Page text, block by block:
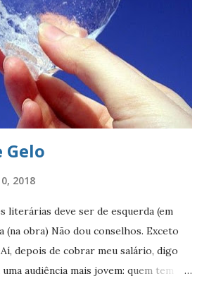
lanceada, em prata. Encimando o
em ouro, com quatro torres, três
cada. Suportes: dois ramos de café,
natural. Divisa: ‘Non ducor duco’
conduzo). . A cr...
Gelo
2018
literárias deve ser de esquerda (em
(na obra) Não dou conselhos. Exceto
depois de cobrar meu salário, digo
audiência mais jovem: quem tem